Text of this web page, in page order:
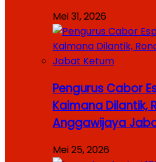
Mei 31, 2026
Pengurus Cabor
Kaimana Dilantik,
Anggawijaya
Mei 25, 2026